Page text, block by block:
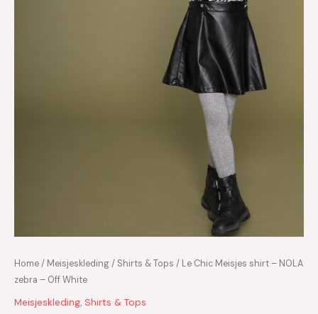
Home/ Meisjeskleding/ Shirts & Tops / Le Chic Meisjes shirt – NOLA
zebra – Off White
Meisjeskleding, Shirts & Tops